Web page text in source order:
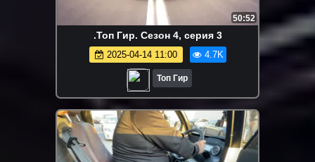
50:52
.Топ Гир. Сезон 4, серия 3
2025-04-14 11:00 4.7K
Топ Гир